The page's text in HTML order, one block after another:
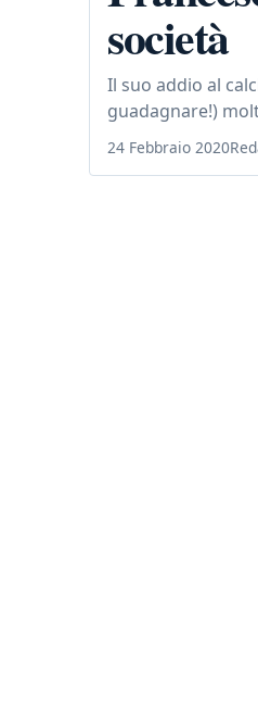
società
Il suo addio al
guadagnare!)
24 Febbraio 2020